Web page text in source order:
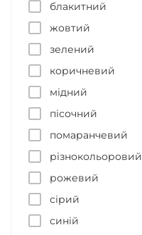
блакитний
жовтий
зелений
коричневий
мідний
пісочний
помаранчевий
різнокольоровий
рожевий
сірий
синій